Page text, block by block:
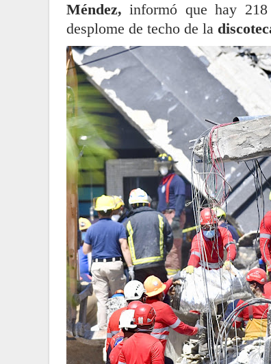
Méndez,informó que hay 218
desplome de techo de la